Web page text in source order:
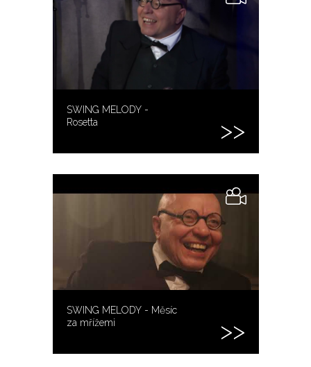
SWING MELODY -
Rosetta
SWING MELODY - Měsíc
za mřížemi